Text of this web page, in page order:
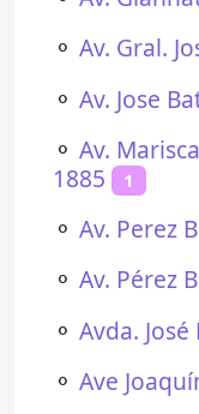
⚬ Av. Gral.
⚬ Av. Jose
⚬ Av.
1885
1
⚬ Av. Perez
⚬ Av. Pérez
⚬ Avda.
⚬ Ave